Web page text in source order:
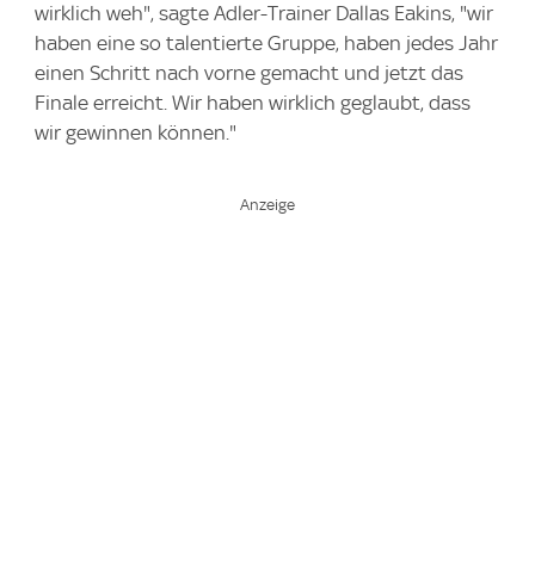
wirklich weh", sagte Adler-Trainer Dallas Eakins, "wir
haben eine so talentierte Gruppe, haben jedes Jahr
einen Schritt nach vorne gemacht und jetzt das
Finale erreicht. Wir haben wirklich geglaubt, dass
wir gewinnen können."